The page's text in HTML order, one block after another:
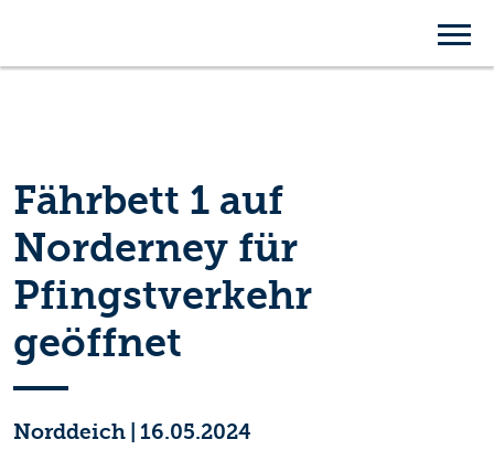
Fährbett 1 auf
Norderney für
Pfingstverkehr
geöffnet
Norddeich 16.05.2024